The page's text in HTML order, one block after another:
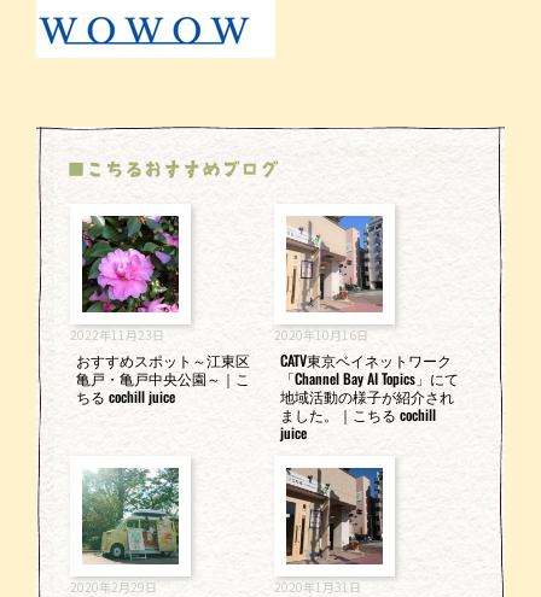
■こちるおすすめブログ
2022年11月23日
おすすめスポット～江東区
亀戸・亀戸中央公園～｜こ
ちる cochill juice
2020年10月16日
CATV東京ベイネットワーク
「Channel Bay AI Topics」にて
地域活動の様子が紹介され
ました。｜こちる cochill
juice
2020年2月29日 2020年1月31日
ョ